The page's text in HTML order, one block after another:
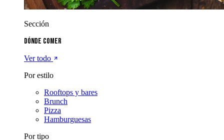
Sección
Dónde comer
Ver todo
Por estilo
Rooftops y bares
Brunch
Pizza
Hamburguesas
Por tipo